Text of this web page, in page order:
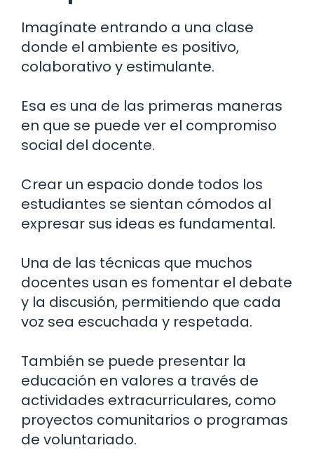
Imagínate entrando a una clase
donde el ambiente es positivo,
colaborativo y estimulante.
Esa es una de las primeras maneras
en que se puede ver el compromiso
social del docente.
Crear un espacio donde todos los
estudiantes se sientan cómodos al
expresar sus ideas es fundamental.
Una de las técnicas que muchos
docentes usan es fomentar el debate
y la discusión, permitiendo que cada
voz sea escuchada y respetada.
También se puede presentar la
educación en valores a través de
actividades extracurriculares, como
proyectos comunitarios o programas
de voluntariado.